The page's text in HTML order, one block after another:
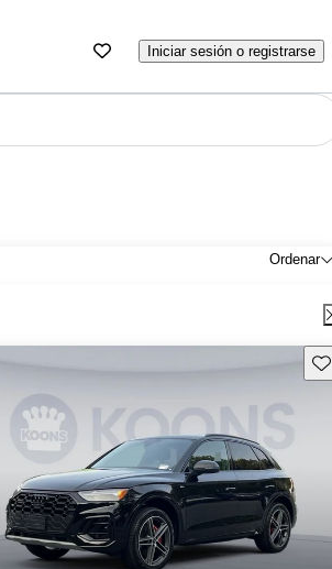
Iniciar sesión o registrarse
Ordenar
Aviso